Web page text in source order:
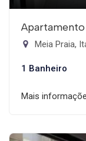
Meia Praia,
1 Banheiro
Mais